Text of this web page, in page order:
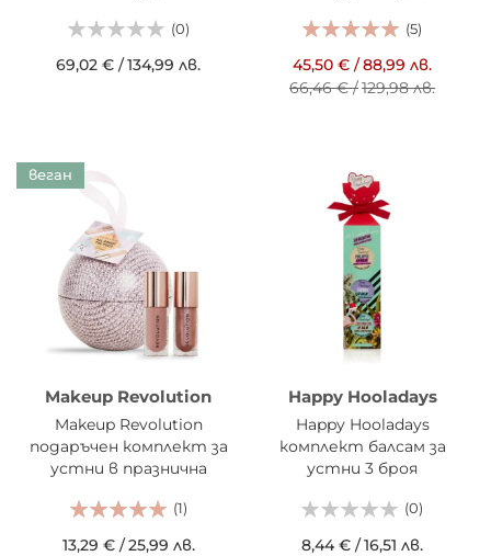
(0)
69,02 € /134,99 лв.
(5)
45,50 € /88,99 лв.
66,46 €/129,98 лв.
веган
Makeup Revolution
Makeup Revolution
подаръчен комплект за
устни в празнична
(1)
13,29 €/25,99 лв.
Happy Hooladays
Happy Hooladays
комплект балсам за
устни 3 броя
(0)
8,44 € /16,51 лв.